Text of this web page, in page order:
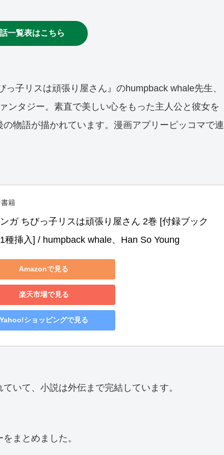
一覧表はこちら
っ子リスは頑張り屋さん』のhumpback whale先生、
ンタジー。素直で美しい心をもった主人公と彼女を
物語が描かれています。漫画アプリーピッコマで連
籍
ガ ちびっ子リスは頑張り屋さん 2巻 [付録ブック
種挿入] / humpback whale、Han So Young
Amazonで見る
楽天市場で見る
Yahoo!ショッピングで見る
いて、小説は外伝まで完結しています。
まとめました。